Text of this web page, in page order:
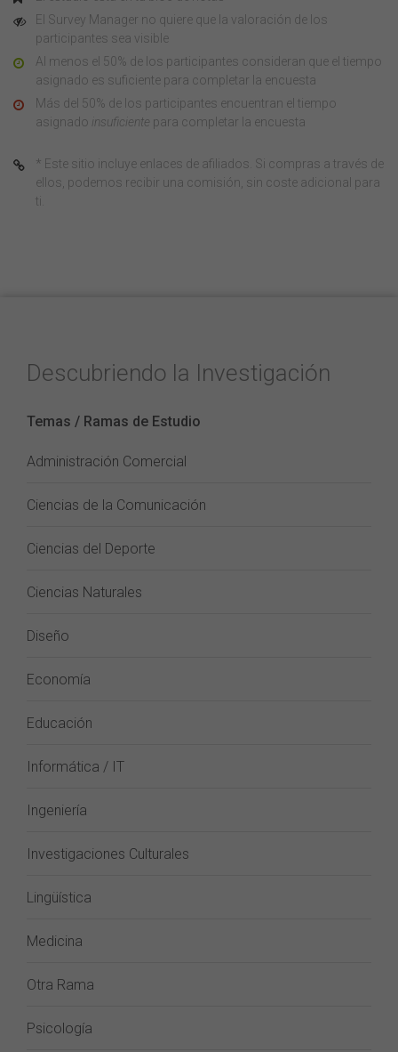
El Survey Manager no quiere que la valoración de los
participantes sea visible
Al menos el 50% de los participantes consideran que el tiempo
asignado es suficiente para completar la encuesta
Más del 50% de los participantes encuentran el tiempo
asignado insuficiente para completar la encuesta
* Este sitio incluye enlaces de afiliados. Si compras a través de
ellos, podemos recibir una comisión, sin coste adicional para
ti.
Descubriendo la Investigación
Temas / Ramas de Estudio
Administración Comercial
Ciencias de la Comunicación
Ciencias del Deporte
Ciencias Naturales
Diseño
Economía
Educación
Informática / IT
Ingeniería
Investigaciones Culturales
Lingüística
Medicina
Otra Rama
Psicología